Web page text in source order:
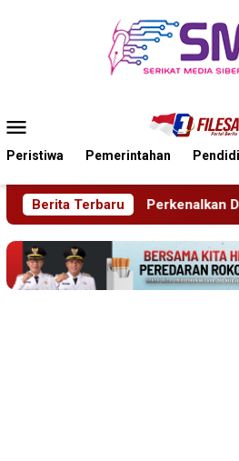
Mobile
Peristiwa Pemerintahan
Berita Terbaru
Diri Lewat Safari Jumat,